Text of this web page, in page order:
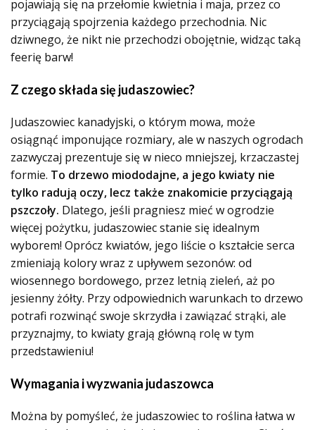
pojawiają się na przełomie kwietnia i maja, przez co
przyciągają spojrzenia każdego przechodnia. Nic
dziwnego, że nikt nie przechodzi obojętnie, widząc taką
feerię barw!
Z czego składa się judaszowiec?
Judaszowiec kanadyjski, o którym mowa, może
osiągnąć imponujące rozmiary, ale w naszych ogrodach
zazwyczaj prezentuje się w nieco mniejszej, krzaczastej
formie. To drzewo miododajne, a jego kwiaty nie
tylko radują oczy, lecz także znakomicie przyciągają
pszczoły. Dlatego, jeśli pragniesz mieć w ogrodzie
więcej pożytku, judaszowiec stanie się idealnym
wyborem! Oprócz kwiatów, jego liście o kształcie serca
zmieniają kolory wraz z upływem sezonów: od
wiosennego bordowego, przez letnią zieleń, aż po
jesienny żółty. Przy odpowiednich warunkach to drzewo
potrafi rozwinąć swoje skrzydła i zawiązać strąki, ale
przyznajmy, to kwiaty grają główną rolę w tym
przedstawieniu!
Wymagania i wyzwania judaszowca
Można by pomyśleć, że judaszowiec to roślina łatwa w